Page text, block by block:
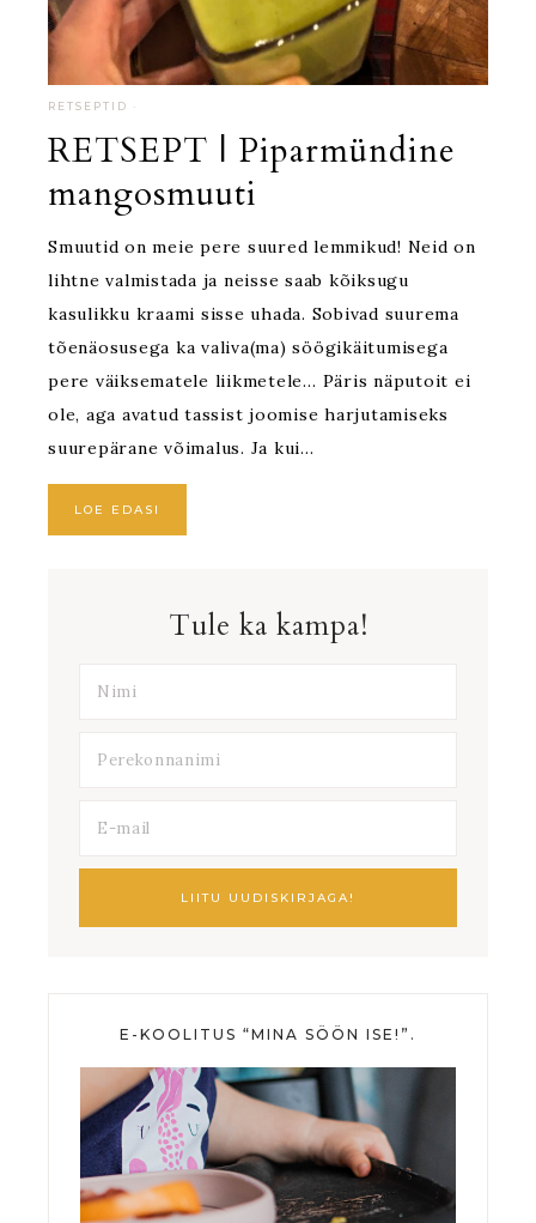
RETSEPTID ·
RETSEPT | Piparmündine
mangosmuuti
Smuutid on meie pere suured lemmikud! Neid on
lihtne valmistada ja neisse saab kõiksugu
kasulikku kraami sisse uhada. Sobivad suurema
tõenäosusega ka valiva(ma) söögikäitumisega
pere väiksematele liikmetele… Päris näputoit ei
ole, aga avatud tassist joomise harjutamiseks
suurepärane võimalus. Ja kui…
LOE EDASI
Tule ka kampa!
E-KOOLITUS “MINA SÖÖN ISE!”.